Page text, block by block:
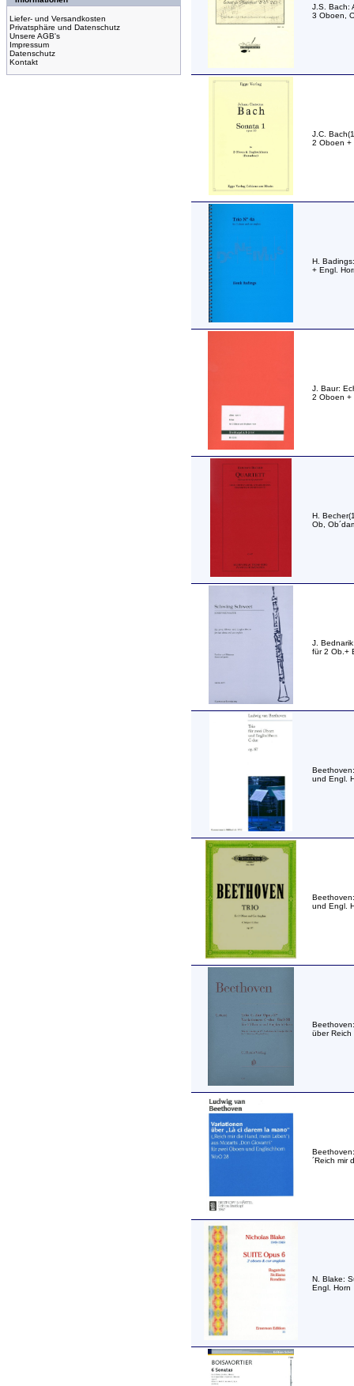
Liefer- und Versandkosten
Privatsphäre und Datenschutz
Unsere AGB's
Impressum
Datenschutz
Kontakt
J.S. Bach:
3 Oboen,
J.C.
2 Oboen +
H.
+ Engl.
J. Baur:
2 Oboen +
H.
Ob,
J.
für 2 Ob.+
und Engl.
und Engl.
über Reich
´Reich mir
N. Blake:
Engl. Horn